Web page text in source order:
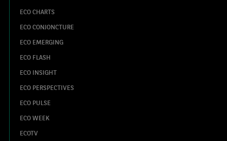
ECO CHARTS
ECO CONJONCTURE
ECO EMERGING
ECO FLASH
ECO INSIGHT
ECO PERSPECTIVES
ECO PULSE
ECO WEEK
ECOTV